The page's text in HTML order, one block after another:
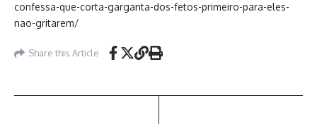
confessa-que-corta-garganta-dos-fetos-primeiro-para-eles-
nao-gritarem/
Share this Article